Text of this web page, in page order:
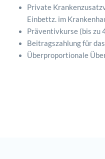
Private
Einbettz. im
Präventivkurse (bis zu
Beitragszahlung für
Überproportionale